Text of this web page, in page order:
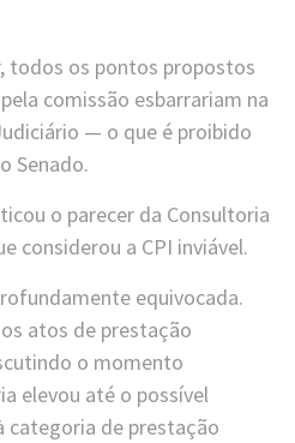
todos os pontos propostos
comissão esbarrariam na
— o que é proibido
Senado.
o parecer da Consultoria
considerou a CPI inviável.
equivocada.
atos de prestação
o momento
elevou até o possível
categoria de prestação